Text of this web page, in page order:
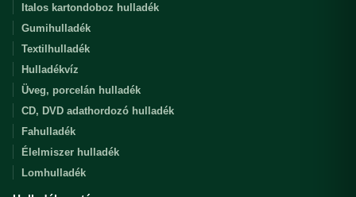
Italos kartondoboz hulladék
Gumihulladék
Textilhulladék
Hulladékvíz
Üveg, porcelán hulladék
CD, DVD adathordozó hulladék
Fahulladék
Élelmiszer hulladék
Lomhulladék